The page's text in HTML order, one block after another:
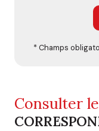
* Champs
Consulter